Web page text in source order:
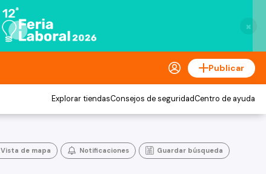
×
Publicar
Explorar tiendasConsejos de seguridadCentro de ayuda
Vista de mapa Notificaciones Guardar búsqueda